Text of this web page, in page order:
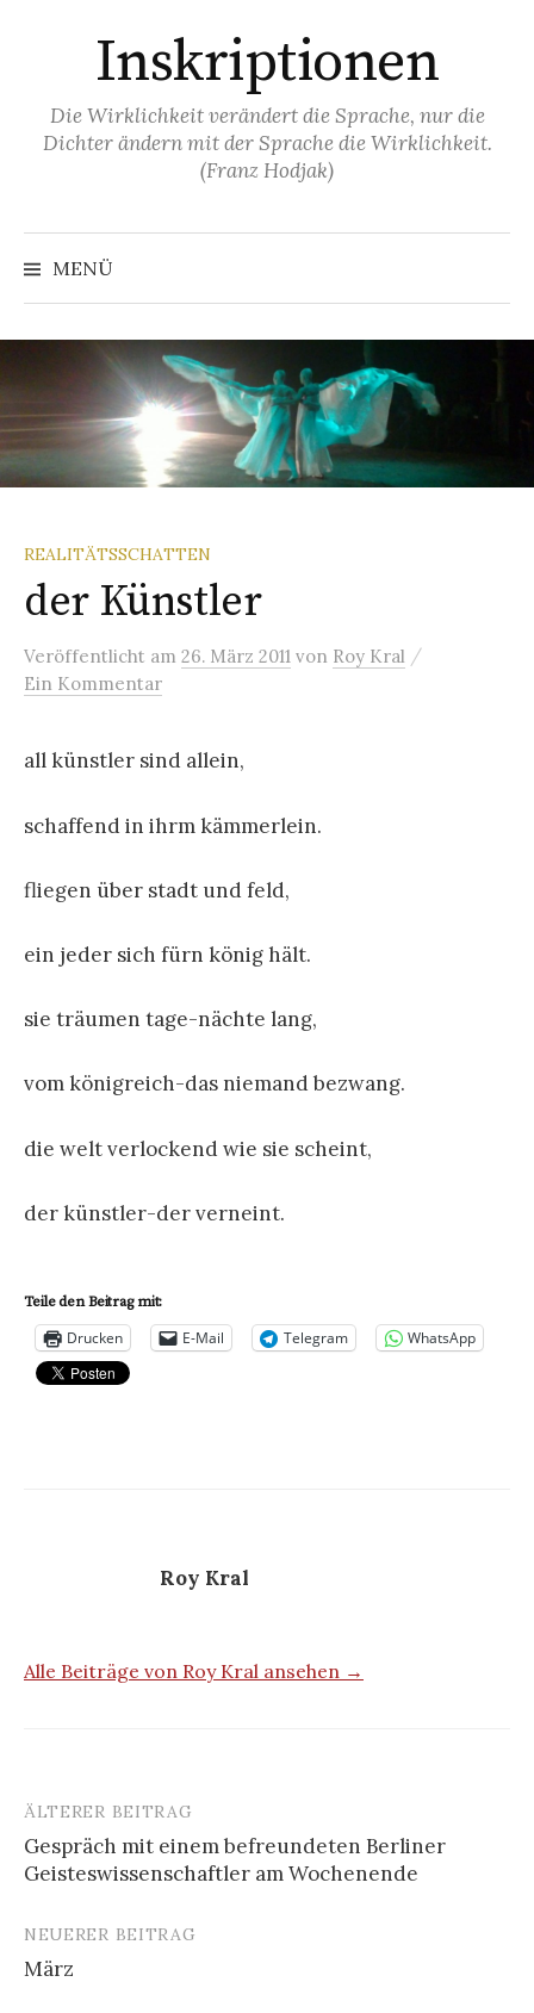
Inskriptionen
Die Wirklichkeit verändert die Sprache, nur die
Dichter ändern mit der Sprache die Wirklichkeit.
(Franz Hodjak)
MENÜ
REALITÄTSSCHATTEN
der Künstler
Veröffentlicht am 26. März 2011 von Roy Kral /
Ein Kommentar
all künstler sind allein,
schaffend in ihrm kämmerlein.
fliegen über stadt und feld,
ein jeder sich fürn könig hält.
sie träumen tage-nächte lang,
vom königreich-das niemand bezwang.
die welt verlockend wie sie scheint,
der künstler-der verneint.
Teile den Beitrag mit:
Drucken E-Mail Telegram WhatsApp
Roy Kral
Alle Beiträge von Roy Kral ansehen →
Beitrags-
Navigation
ÄLTERER BEITRAG
Gespräch mit einem befreundeten Berliner
Geisteswissenschaftler am Wochenende
NEUERER BEITRAG
März